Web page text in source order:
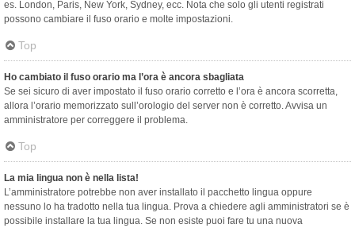
es. London, Paris, New York, Sydney, ecc. Nota che solo gli utenti registrati
possono cambiare il fuso orario e molte impostazioni.
Top
Ho cambiato il fuso orario ma l’ora è ancora sbagliata
Se sei sicuro di aver impostato il fuso orario corretto e l’ora è ancora scorretta,
allora l’orario memorizzato sull’orologio del server non è corretto. Avvisa un
amministratore per correggere il problema.
Top
La mia lingua non è nella lista!
L’amministratore potrebbe non aver installato il pacchetto lingua oppure
nessuno lo ha tradotto nella tua lingua. Prova a chiedere agli amministratori se è
possibile installare la tua lingua. Se non esiste puoi fare tu una nuova